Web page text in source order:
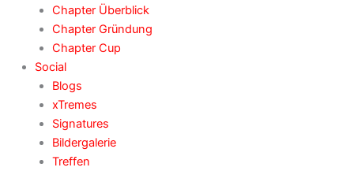
Chapter Überblick
Chapter Gründung
Chapter Cup
Social
Blogs
xTremes
Signatures
Bildergalerie
Treffen